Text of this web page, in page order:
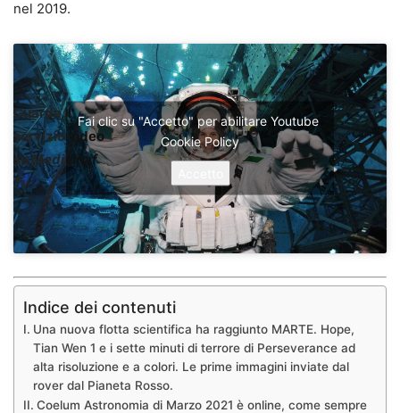
nel 2019.
Guarda il
servizio video
suMediaInaf
Tv:
Fai clic su "Accetto" per abilitare Youtube
Cookie Policy
Indice dei contenuti
Una nuova flotta scientifica ha raggiunto MARTE. Hope,
Tian Wen 1 e i sette minuti di terrore di Perseverance ad
alta risoluzione e a colori. Le prime immagini inviate dal
rover dal Pianeta Rosso.
Coelum Astronomia di Marzo 2021 è online, come sempre